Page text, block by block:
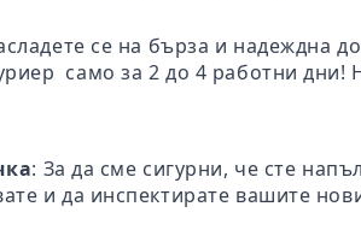
се на бърза и надеждна
само за 2 до 4 работни
: За да сме сигурни, че сте
и да инспектирате вашите